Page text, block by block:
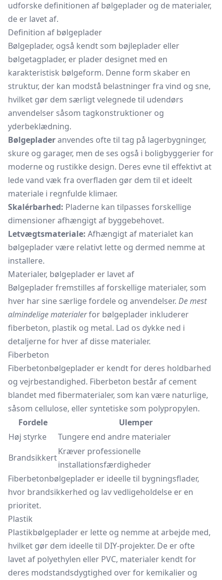
udforske definitionen af bølgeplader og de materialer,
de er lavet af.
Definition af bølgeplader
Bølgeplader, også kendt som bøjleplader eller
bølgetagplader, er plader designet med en
karakteristisk bølgeform. Denne form skaber en
struktur, der kan modstå belastninger fra vind og sne,
hvilket gør dem særligt velegnede til udendørs
anvendelser såsom tagkonstruktioner og
yderbeklædning.
Bølgepladeranvendes ofte til tag på lagerbygninger,
skure og garager, men de ses også i boligbyggerier for
moderne og rustikke design. Deres evne til effektivt at
lede vand væk fra overfladen gør dem til et ideelt
materiale i regnfulde klimaer.
Skalérbarhed: Pladerne kan tilpasses forskellige
dimensioner afhængigt af byggebehovet.
Letvægtsmateriale: Afhængigt af materialet kan
bølgeplader være relativt lette og dermed nemme at
installere.
Materialer, bølgeplader er lavet af
Bølgeplader fremstilles af forskellige materialer, som
hver har sine særlige fordele og anvendelser. De mest
almindelige materialerfor bølgeplader inkluderer
fiberbeton, plastik og metal. Lad os dykke ned i
detaljerne for hver af disse materialer.
Fiberbeton
Fiberbetonbølgeplader er kendt for deres holdbarhed
og vejrbestandighed. Fiberbeton består af cement
blandet med fibermaterialer, som kan være naturlige,
såsom cellulose, eller syntetiske som polypropylen.
Fordele
Ulemper
Høj styrke
Tungere end andre materialer
Brandsikkert
Kræver professionelle
installationsfærdigheder
Fiberbetonbølgeplader er ideelle til bygningsflader,
hvor brandsikkerhed og lav vedligeholdelse er en
prioritet.
Plastik
Plastikbølgeplader er lette og nemme at arbejde med,
hvilket gør dem ideelle til DIY-projekter. De er ofte
lavet af polyethylen eller PVC, materialer kendt for
deres modstandsdygtighed over for kemikalier og